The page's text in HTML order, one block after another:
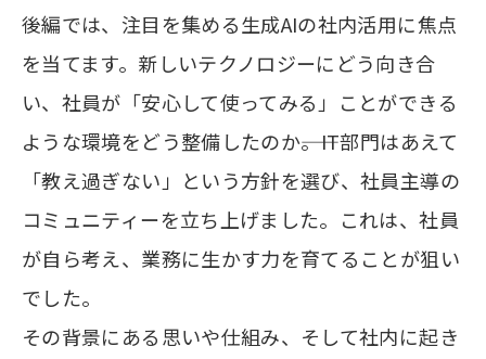
後編では、注目を集める生成AIの社内活用に焦点
を当てます。新しいテクノロジーにどう向き合
い、社員が「安心して使ってみる」ことができる
ような環境をどう整備したのか――。IT部門はあえて
「教え過ぎない」という方針を選び、社員主導の
コミュニティーを立ち上げました。これは、社員
が自ら考え、業務に生かす力を育てることが狙い
でした。
その背景にある思いや仕組み、そして社内に起き